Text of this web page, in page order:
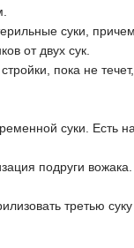
суки,
от двух сук.
пока не
суки. Есть
подруги
третью